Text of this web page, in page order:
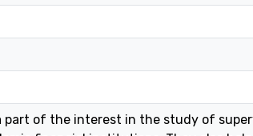
part of the interest in the study of